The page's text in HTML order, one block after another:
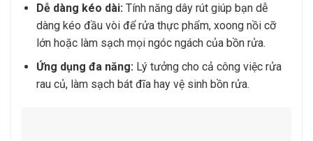
Dễ dàng kéo dài: Tính năng dây rút giúp bạn dễ
dàng kéo đầu vòi để rửa thực phẩm, xoong nồi cỡ
lớn hoặc làm sạch mọi ngóc ngách của bồn rửa.
Ứng dụng đa năng: Lý tưởng cho cả công việc rửa
rau củ, làm sạch bát đĩa hay vệ sinh bồn rửa.